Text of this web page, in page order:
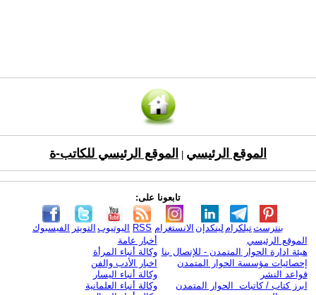
الموقع الرئيسي الموقع الرئيسي للكاتب-ة
تابعونا على:
الفيسبوك التويتر اليوتيوب RSS الانستغرام لينكدإن تيلكرامبنترست
الموقع الرئيسي
هيئة ادارة الحوار المتمدن - للإتصال بنا
إحصائيات مؤسسة الحوار المتمدن
قواعد النشر
ابرز كتاب / كاتبات الحوار المتمدن
أخبار عامة
وكالة أنباء المرأة
اخبار الأدب والفن
وكالة أنباء اليسار
وكالة أنباء العلمانية